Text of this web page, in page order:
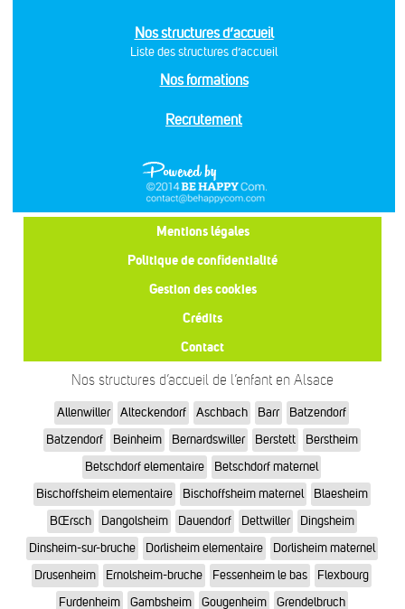
Nos structures d’accueil
Liste des structures d’accueil
Nos formations
Recrutement
Mentions légales
Politique de confidentialité
Gestion des cookies
Crédits
Contact
Nos structures d’accueil de l’enfant en Alsace
Allenwiller Alteckendorf Aschbach Barr
Batzendorf
Batzendorf
Beinheim Bernardswiller Berstett
Berstheim
Betschdorf elementaire
Betschdorf maternel
Bischoffsheim elementaire
Bischoffsheim maternel
Blaesheim
BŒrsch
Dangolsheim Dauendorf Dettwiller
Dingsheim
Dinsheim-sur-bruche
Dorlisheim elementaire
Dorlisheim maternel
Drusenheim
Ernolsheim-bruche Fessenheim le bas
Flexbourg
Furdenheim
Gambsheim Gougenheim
Grendelbruch